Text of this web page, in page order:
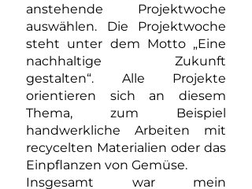
anstehende Projektwoche
auswählen. Die Projektwoche
steht unter dem Motto „Eine
nachhaltige Zukunft
gestalten“. Alle Projekte
orientieren sich an diesem
Thema, zum Beispiel
handwerkliche Arbeiten mit
recycelten Materialien oder das
Einpflanzen von Gemüse.
Insgesamt war mein